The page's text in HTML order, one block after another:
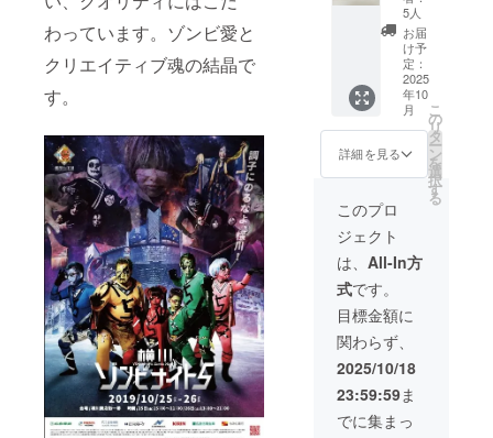
わっています。ゾンビ愛と
クリエイティブ魂の結晶で
す。
ティン
グする
場合も
ありま
すので
ご了承
くださ
ず備考
欄に掲
載を希
望され
るお名
前をご
記入く
ださい
業ロゴ
を掲出
させて
いただ
きま
す。さ
らに出
演者の
転換時
のス
テージ
のスポ
ンサー
は○○さ
まの提
供で
す」と
呼称さ
せてい
ただき
ます。
表示さ
せてい
ルキー
ホル
ダーコ
ンプ
リート
版】 横
川ゾン
ビナイ
ト１か
ら１１
までの
ポス
タービ
ジュア
ルをア
クリル
キーホ
ルダー
にしま
した。
公式
グッズ
として
横川ゾ
ンビナ
5人
お届
け予
定：
2025
年10
月
詳細を見る
こ
の
リ
タ
ー
ン
を
選
択
す
る
このプロ
ジェクト
は、 All-In方
式です。
目標金額に
関わらず、
2025/10/18
23:59:59ま
でに集まっ